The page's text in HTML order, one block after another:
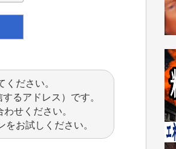
ください。
るアドレス）です。
せください。
お試しください。